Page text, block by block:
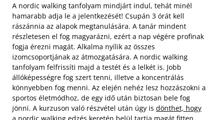
A nordic walking tanfolyam mindjárt indul, tehát minél
hamarabb adja le a jelentkezését! Csupán 3 órát kell
rászánnia az alapok megtanulására. A tanár mindent
részletesen el fog magyarázni, ezért a nap végére profinak
fogja érezni magát. Alkalma nyílik az összes
izomcsoportjának az átmozgatására. A nordic walking
tanfolyam felfrissíti majd a testét és a lelkét is. Jobb
állóképességre fog szert tenni, illetve a koncentrálás
könnyebben fog menni. Az elején nehéz lesz hozzászokni a
sportos életmódhoz, de egy idő után biztosan bele fog
jönni. A kurzuson való részvétel után úgy is dönthet, hogy
a nordic walking edzés keretén belül tartja magát fitten.